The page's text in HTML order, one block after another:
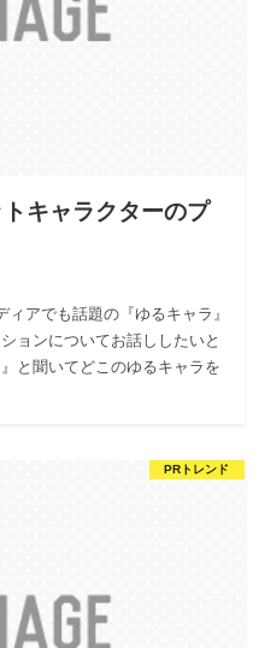
トキャラクターのプ
アでも話題の『ゆるキャラ』
ョンについてお話ししたいと
と聞いてどこのゆるキャラを
PRトレンド